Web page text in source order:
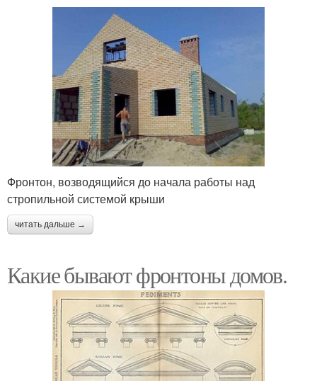
Фронтон, возводящийся до начала работы над
стропильной системой крыши
читать дальше →
Какие бывают фронтоны домов.